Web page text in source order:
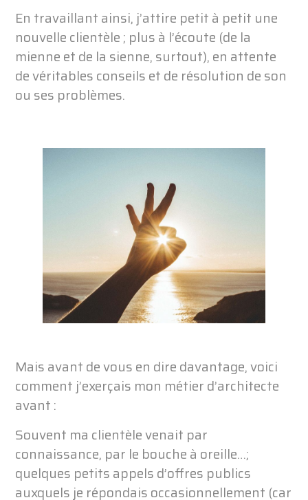
En travaillant ainsi, j’attire petit à petit une
nouvelle clientèle ; plus à l’écoute (de la
mienne et de la sienne, surtout), en attente
de véritables conseils et de résolution de son
ou ses problèmes.
Mais avant de vous en dire davantage, voici
comment j’exerçais mon métier d’architecte
avant :
Souvent ma clientèle venait par
connaissance, par le bouche à oreille…;
quelques petits appels d’offres publics
auxquels je répondais occasionnellement (car